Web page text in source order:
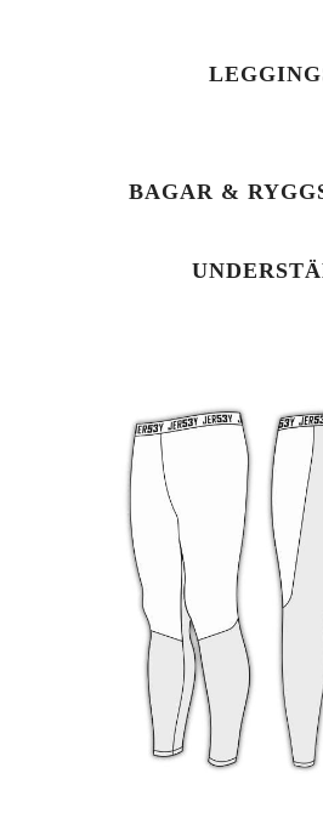
BAGAR &